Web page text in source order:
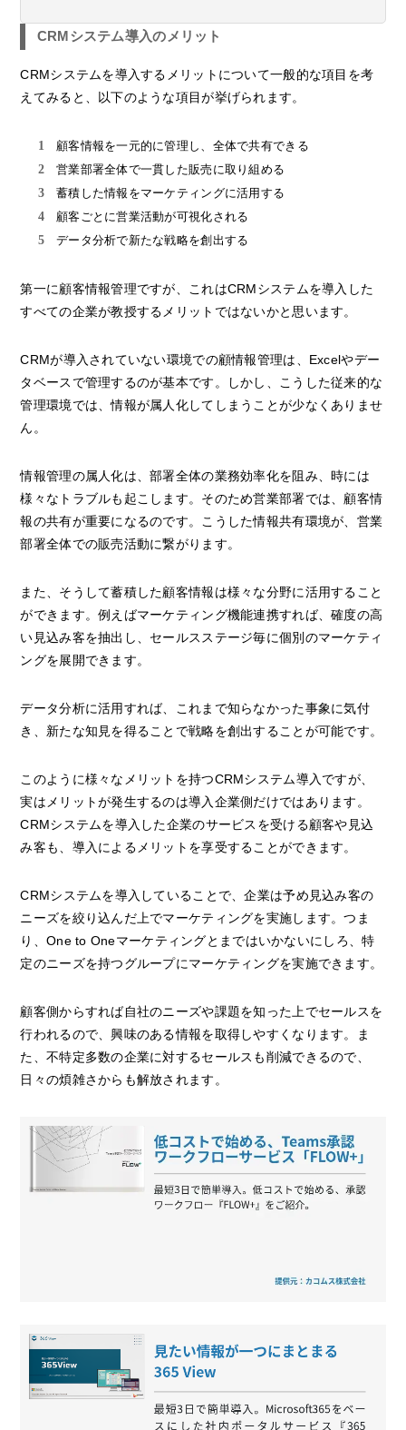
CRMシステム導入のメリット
CRMシステムを導入するメリットについて一般的な項目を考
えてみると、以下のような項目が挙げられます。
顧客情報を一元的に管理し、全体で共有できる
営業部署全体で一貫した販売に取り組める
蓄積した情報をマーケティングに活用する
顧客ごとに営業活動が可視化される
データ分析で新たな戦略を創出する
第一に顧客情報管理ですが、これはCRMシステムを導入した
すべての企業が教授するメリットではないかと思います。
CRMが導入されていない環境での顧情報管理は、Excelやデー
タベースで管理するのが基本です。しかし、こうした従来的な
管理環境では、情報が属人化してしまうことが少なくありませ
ん。
情報管理の属人化は、部署全体の業務効率化を阻み、時には
様々なトラブルも起こします。そのため営業部署では、顧客情
報の共有が重要になるのです。こうした情報共有環境が、営業
部署全体での販売活動に繋がります。
また、そうして蓄積した顧客情報は様々な分野に活用すること
ができます。例えばマーケティング機能連携すれば、確度の高
い見込み客を抽出し、セールスステージ毎に個別のマーケティ
ングを展開できます。
データ分析に活用すれば、これまで知らなかった事象に気付
き、新たな知見を得ることで戦略を創出することが可能です。
このように様々なメリットを持つCRMシステム導入ですが、
実はメリットが発生するのは導入企業側だけではあります。
CRMシステムを導入した企業のサービスを受ける顧客や見込
み客も、導入によるメリットを享受することができます。
CRMシステムを導入していることで、企業は予め見込み客の
ニーズを絞り込んだ上でマーケティングを実施します。つま
り、One to Oneマーケティングとまではいかないにしろ、特
定のニーズを持つグループにマーケティングを実施できます。
顧客側からすれば自社のニーズや課題を知った上でセールスを
行われるので、興味のある情報を取得しやすくなります。ま
た、不特定多数の企業に対するセールスも削減できるので、
日々の煩雑さからも解放されます。